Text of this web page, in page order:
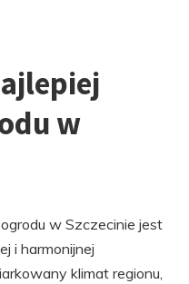
w
w Szczecinie jest
i harmonijnej
klimat regionu,